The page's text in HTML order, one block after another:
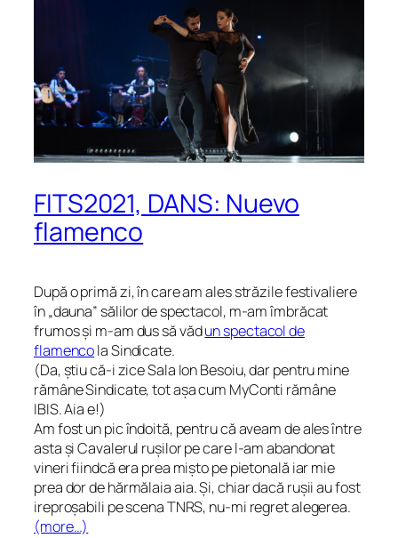
FITS2021, DANS: Nuevo
flamenco
După o primă zi, în care am ales străzile festivaliere
în „dauna” sălilor de spectacol, m-am îmbrăcat
frumos și m-am dus să vădun spectacol de
flamencola Sindicate.
(Da, știu că-i zice Sala Ion Besoiu, dar pentru mine
rămâne Sindicate, tot așa cum MyConti rămâne
IBIS. Aia e!)
Am fost un pic îndoită, pentru că aveam de ales între
asta șiCavalerul rușilor pe care l-am abandonat
vineri fiindcă era prea mișto pe pietonală iar mie
prea dor de hărmălaiaaia.Și, chiar dacă rușii au fost
ireproșabili pe scena TNRS, nu-mi regret alegerea.
(more…)